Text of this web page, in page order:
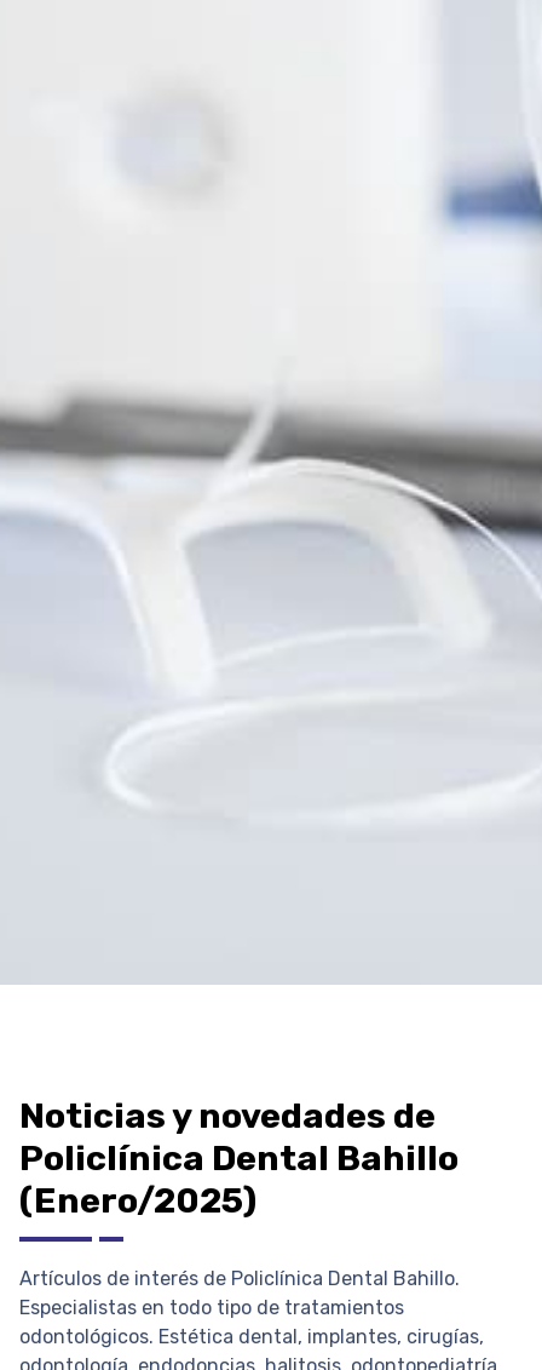
Noticias y novedades de
Policlínica Dental Bahillo
(Enero/2025)
Artículos de interés de Policlínica Dental Bahillo.
Especialistas en todo tipo de tratamientos
odontológicos. Estética dental, implantes, cirugías,